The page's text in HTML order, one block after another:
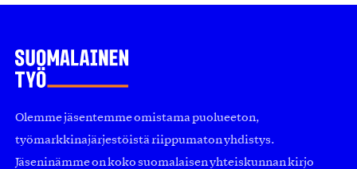
Olemme jäsentemme omistama puolueeton,
työmarkkinajärjestöistä riippumaton yhdistys.
Jäseninämme on koko suomalaisen yhteiskunnan kirjo